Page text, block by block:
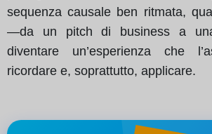
sequenza causale ben ritmata,
—da un pitch di business a
diventare un’esperienza che
ricordare e, soprattutto, applicare.